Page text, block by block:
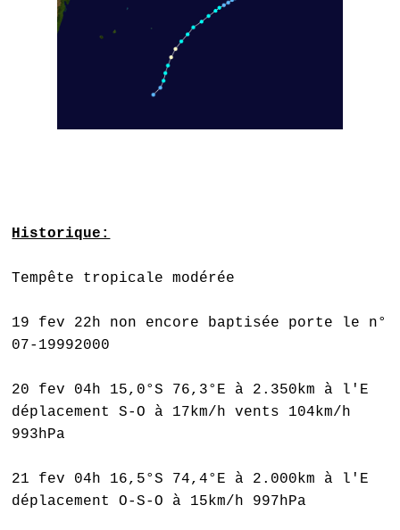
Historique:
Tempête tropicale modérée
19 fev 22h non encore baptisée porte le n°
07-19992000
20 fev 04h 15,0°S 76,3°E à 2.350km à l'E
déplacement S-O à 17km/h vents 104km/h
993hPa
21 fev 04h 16,5°S 74,4°E à 2.000km à l'E
déplacement O-S-O à 15km/h 997hPa